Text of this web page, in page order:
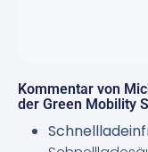
Kommentar von
der Green Mobility